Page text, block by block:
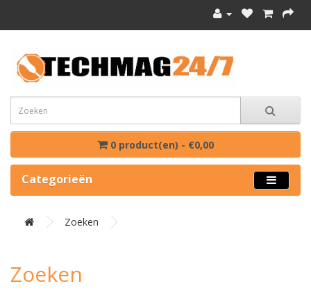
0 product(en) - €0,00
Categorieën
Zoeken
Zoeken